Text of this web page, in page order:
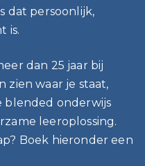
dat persoonlijk,
is.
dan 25 jaar bij
zien waar je staat,
blended onderwijs
leeroplossing.
Boek hieronder een